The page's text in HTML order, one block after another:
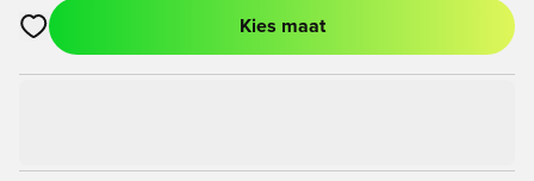
Opent een venster om in te loggen of je aan te melden als lid
Kies maat